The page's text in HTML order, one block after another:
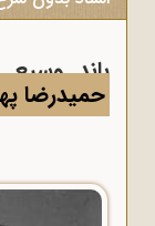
باند
حمیدرضا